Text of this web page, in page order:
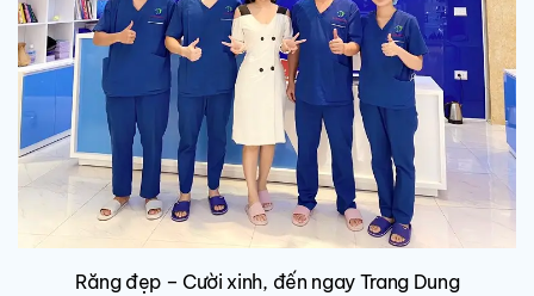
Răng đẹp – Cười xinh, đến ngay Trang Dung